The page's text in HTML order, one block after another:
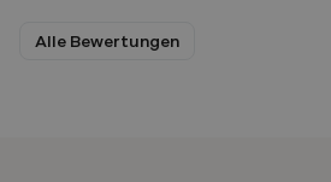
Alle Bewertungen